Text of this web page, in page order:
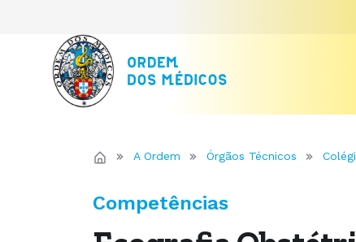
A Ordem Órgãos Técnicos
Competências